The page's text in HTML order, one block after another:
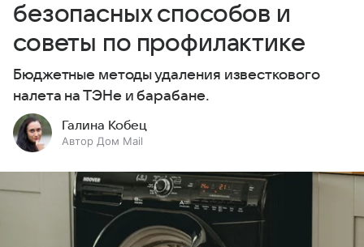
безопасных способов и
советы по профилактике
Бюджетные методы удаления известкового
налета на ТЭНе и барабане.
Галина Кобец
Автор Дом Mail